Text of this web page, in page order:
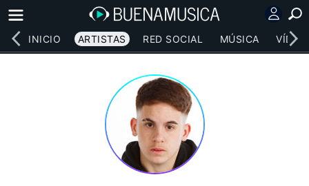
INICIO ARTISTAS RED SOCIAL MÚSICA